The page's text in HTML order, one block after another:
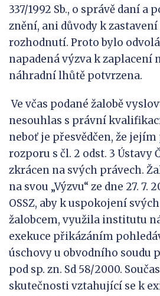
337/1992 Sb., o správě daní
znění, ani důvody k
rozhodnutí. Proto bylo
napadená výzva k zaplacení
náhradní lhůtě potvrzena.
Ve včas podané žalobě
nesouhlas s právní
neboť je přesvědčen, že
rozporu s čl. 2 odst. 3 Ústavy
zkrácen na svých právech.
na svou „Výzvu“ ze dne 27.
OSSZ, aby k uspokojení
žalobcem, využila institutu
exekuce přikázáním
úschovy u obvodního soudu
pod sp. zn. Sd 58/2000.
skutečnosti vztahující se k